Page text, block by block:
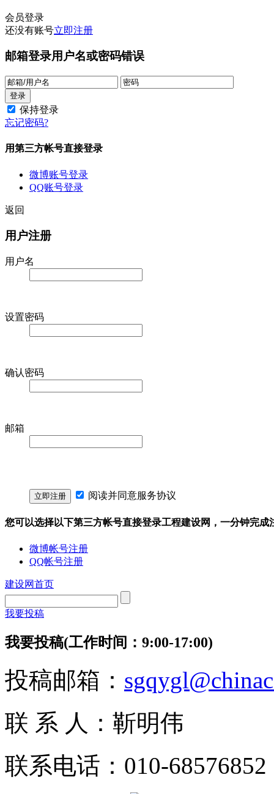
会员登录
还没有账号立即注册
邮箱登录用户名或密码错误
保持登录
忘记密码?
用第三方帐号直接登录
微博账号登录
QQ账号登录
返回
用户注册
用户名
设置密码
确认密码
邮箱
阅读并同意服务协议
您可以选择以下第三方帐号直接登录工程建设网，一分钟完成
微博帐号注册
QQ帐号注册
建设网首页
我要投稿
我要投稿(工作时间：9:00-17:00)
投稿邮箱：
联 系 人：靳明伟
联系电话：010-68576852